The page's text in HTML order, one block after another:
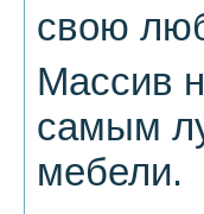
свою
Массив
самым
мебели.